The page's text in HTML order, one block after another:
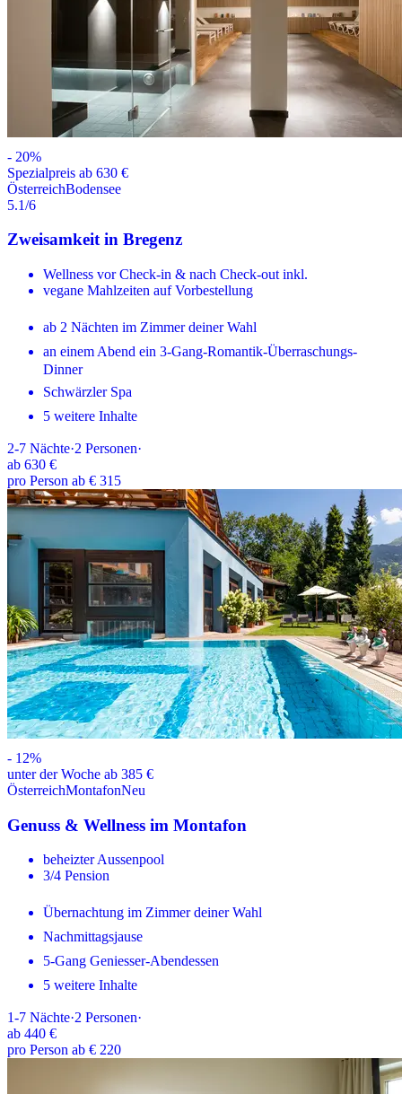
- 20%
Spezialpreis ab 630 €
ÖsterreichBodensee
5.1/6
Zweisamkeit in Bregenz
Wellness vor Check-in & nach Check-out inkl.
vegane Mahlzeiten auf Vorbestellung
ab 2 Nächten im Zimmer deiner Wahl
an einem Abend ein 3-Gang-Romantik-Überraschungs-
Dinner
Schwärzler Spa
5 weitere Inhalte
2-7 Nächte·2 Personen·
ab 630 €
pro Person ab € 315
- 12%
unter der Woche ab 385 €
ÖsterreichMontafonNeu
Genuss & Wellness im Montafon
beheizter Aussenpool
3/4 Pension
Übernachtung im Zimmer deiner Wahl
Nachmittagsjause
5-Gang Geniesser-Abendessen
5 weitere Inhalte
1-7 Nächte·2 Personen·
ab 440 €
pro Person ab € 220